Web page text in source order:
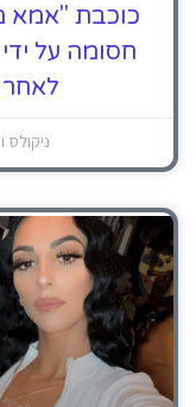
חסומה על
ניקולס